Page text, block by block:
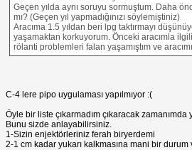
Geçen yılda aynı soruyu sormuştum. Daha
mı? (Geçen yıl yapmadığınızı söylemiştiniz)
Aracıma 1.5 yıldan beri lpg taktırmayı
yaşamaktan korkuyorum. Önceki aracımla
rölanti problemleri falan yaşamıştım ve
C-4 lere pipo uygulaması yapılmıyor :(
Öyle bir liste çıkarmadım çıkaracak zamanımda
Bunu sizde anlayabilirsiniz.
1-Sizin enjektörleriniz ferah biryerdemi
2-1 cm kadar yukarı kalkmasına mani bir durum